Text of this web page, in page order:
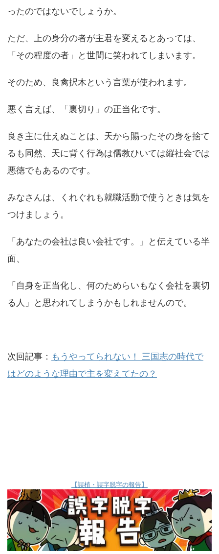
ったのではないでしょうか。
ただ、上の身分の者が主君を変えるとあっては、
「その程度の者」と世間に笑われてしまいます。
そのため、良禽択木という言葉が使われます。
悪く言えば、「裏切り」の正当化です。
良き主に仕えぬことは、天から賜ったその身を捨て
るも同然、天に背く行為は儒教ひいては縦社会では
悪徳でもあるのです。
みなさんは、くれぐれも就職活動で使うときは気を
つけましょう。
「あなたの会社は良い会社です。」と伝えている半
面、
「自身を正当化し、何のためらいもなく会社を裏切
る人」と思われてしまうかもしれませんので。
次回記事： もうやってられない！ 三国志の時代で
はどのような理由で主を変えてたの？
【誤植・誤字脱字の報告】